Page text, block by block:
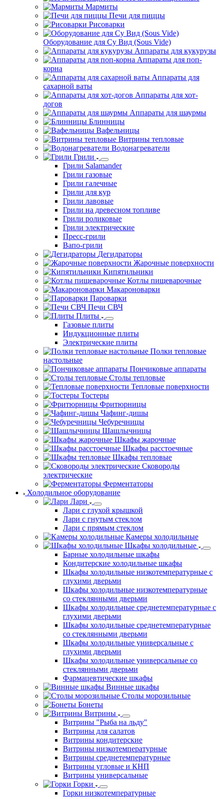
Мармиты
Печи для пиццы
Рисоварки
Оборудование для Су Вид (Sous Vide)
Аппараты для кукурузы
Аппараты для поп-
корна
Аппараты для
сахарной ваты
Аппараты для хот-
догов
Аппараты для шаурмы
Блинницы
Вафельницы
Витрины тепловые
Водонагреватели
Грили
Грили Salamander
Грили газовые
Грили галечные
Грили для кур
Грили лавовые
Грили на древесном топливе
Грили роликовые
Грили электрические
Пресс-грили
Вапо-грили
Дегидраторы
Жарочные поверхности
Кипятильники
Котлы пищеварочные
Макароноварки
Пароварки
Печи СВЧ
Плиты
Газовые плиты
Индукционные плиты
Электрические плиты
Полки тепловые
настольные
Пончиковые аппараты
Столы тепловые
Тепловые поверхности
Тостеры
Фритюрницы
Чафинг-дишы
Чебуречницы
Шашлычницы
Шкафы жарочные
Шкафы расстоечные
Шкафы тепловые
Сковороды
электрические
Ферментаторы
Холодильное оборудование
Лари
Лари с глухой крышкой
Лари с гнутым стеклом
Лари с прямым стеклом
Камеры холодильные
Шкафы холодильные
Барные холодильные шкафы
Кондитерские холодильные шкафы
Шкафы холодильные низкотемпературные с
глухими дверьми
Шкафы холодильные низкотемпературные
со стеклянными дверьми
Шкафы холодильные среднетемпературные с
глухими дверьми
Шкафы холодильные среднетемпературные
со стеклянными дверьми
Шкафы холодильные универсальные с
глухими дверьми
Шкафы холодильные универсальные со
стеклянными дверьми
Фармацевтические шкафы
Винные шкафы
Столы морозильные
Бонеты
Витрины
Витрины "Рыба на льду"
Витрины для салатов
Витрины кондитерские
Витрины низкотемпературные
Витрины среднетемпературные
Витрины угловые и КНП
Витрины универсальные
Горки
Горки низкотемпературные